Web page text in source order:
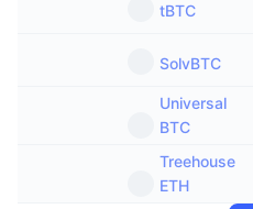
tBTC
SolvBTC
Universal
BTC
Treehouse
ETH